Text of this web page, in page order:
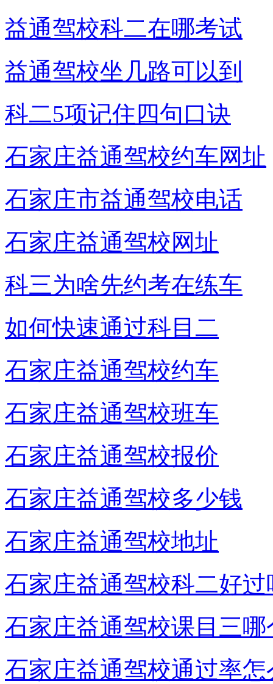
益通驾校科二在哪考试
益通驾校坐几路可以到
科二5项记住四句口诀
石家庄益通驾校约车网址
石家庄市益通驾校电话
石家庄益通驾校网址
科三为啥先约考在练车
如何快速通过科目二
石家庄益通驾校约车
石家庄益通驾校班车
石家庄益通驾校报价
石家庄益通驾校多少钱
石家庄益通驾校地址
石家庄益通驾校科二好过
石家庄益通驾校课目三
石家庄益通驾校通过率怎